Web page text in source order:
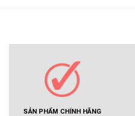
SẢN PHẨM CHÍNH HÃNG